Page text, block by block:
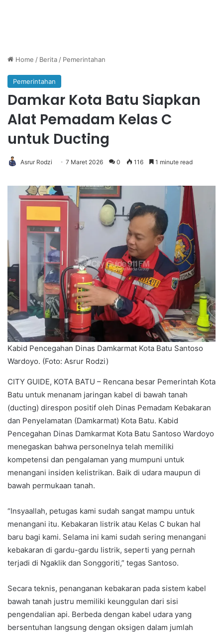
Home / Berita / Pemerintahan
Pemerintahan
Damkar Kota Batu Siapkan
Alat Pemadam Kelas C
untuk Ducting
Asrur Rodzi 7 Maret 2026 0 116 1 minute read
Kabid Pencegahan Dinas Damkarmat Kota Batu Santoso
Wardoyo. (Foto: Asrur Rodzi)
CITY GUIDE, KOTA BATU – Rencana besar Pemerintah Kota
Batu untuk menanam jaringan kabel di bawah tanah
(ducting) direspon positif oleh Dinas Pemadam Kebakaran
dan Penyelamatan (Damkarmat) Kota Batu. Kabid
Pencegahan Dinas Damkarmat Kota Batu Santoso Wardoyo
menegaskan bahwa personelnya telah memiliki
kompetensi dan pengalaman yang mumpuni untuk
menangani insiden kelistrikan. Baik di udara maupun di
bawah permukaan tanah.
“Insyaallah, petugas kami sudah sangat mampu untuk
menangani itu. Kebakaran listrik atau Kelas C bukan hal
baru bagi kami. Selama ini kami sudah sering menangani
kebakaran di gardu-gardu listrik, seperti yang pernah
terjadi di Ngaklik dan Songgoriti,” tegas Santoso.
Secara teknis, penanganan kebakaran pada sistem kabel
bawah tanah justru memiliki keunggulan dari sisi
pengendalian api. Berbeda dengan kabel udara yang
bersentuhan langsung dengan oksigen dalam jumlah